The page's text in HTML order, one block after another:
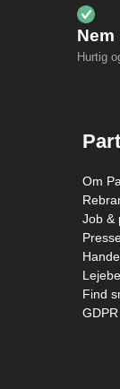
Nem
Hurtig
Om
Job &
Find
GDPR